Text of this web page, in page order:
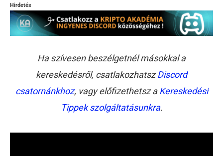
Hirdetés
Ha szívesen beszélgetnél másokkal a
kereskedésről, csatlakozhatszDiscord
csatornánkhoz, vagy előfizethetsz aKereskedési
Tippek szolgáltatásunkra.